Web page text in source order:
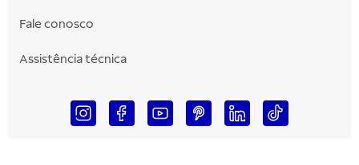
Fale conosco
Assistência técnica